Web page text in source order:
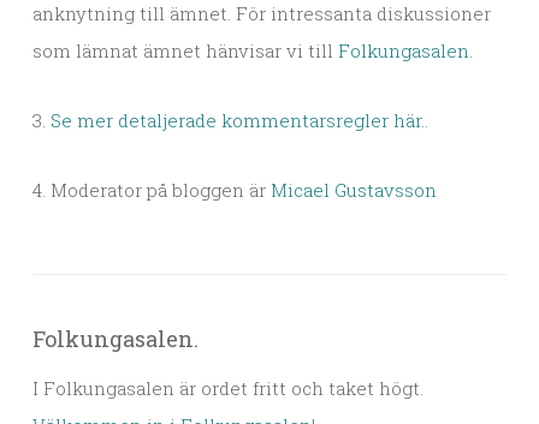
anknytning till ämnet. För intressanta diskussioner
som lämnat ämnet hänvisar vi till Folkungasalen.
3. Se mer detaljerade kommentarsregler här..
4. Moderator på bloggen är Micael Gustavsson
Folkungasalen.
I Folkungasalen är ordet fritt och taket högt.